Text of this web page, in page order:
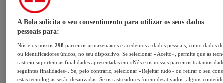
A Bola solicita o seu consentimento para utilizar os seus dados
pessoais para:
Nós e os nossos298 parceiros armazenamos e acedemos a dados pessoais, como dados
ou identificadores únicos, no seu dispositivo. Se selecionar «Aceito», permite que as
rastreio suportem as finalidades apresentadas em «Nós e os nossos parceiros tratamos
seguintes finalidades». Se, pelo contrário, selecionar «Rejeitar tudo» ou retirar o seu
estas tecnologias serão desativadas. Se os rastreadores forem desativados, alguns